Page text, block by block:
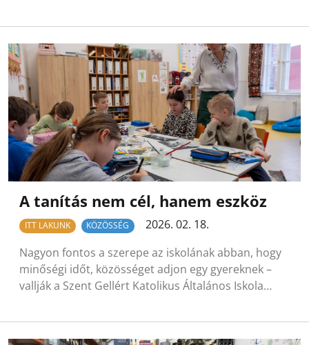
A tanítás nem cél, hanem eszköz
ITT LAKUNK KÖZÖSSÉG
2026. 02. 18.
Nagyon fontos a szerepe az iskolának abban, hogy
minőségi időt, közösséget adjon egy gyereknek –
vallják a Szent Gellért Katolikus Általános Iskola…